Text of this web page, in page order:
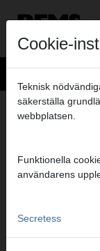
FILM FRÅN
Cookie-
Teknisk
säkerställa
webbplatsen.
Funktionella
användarens
Secretess